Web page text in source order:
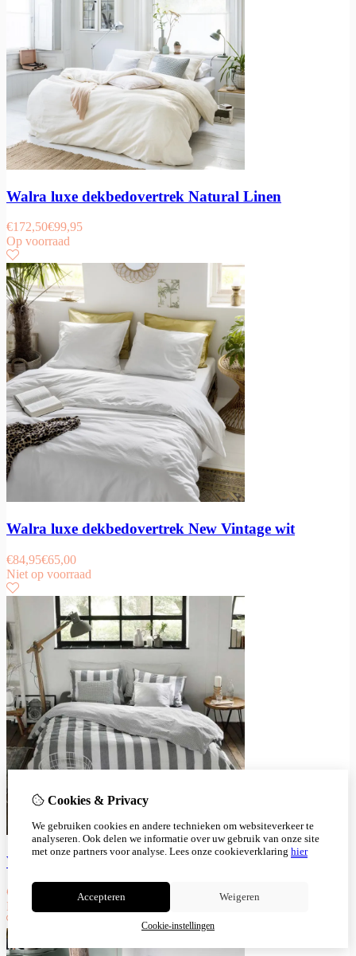
Walra luxe dekbedovertrek Natural Linen
€172,50€99,95
Op voorraad
Walra luxe dekbedovertrek New Vintage wit
€84,95€65,00
Niet op voorraad
Walra dekbedovertrek Everline antraciet
€
Niet op voorraad
Cookies & Privacy
We gebruiken cookies en andere technieken om websiteverkeer te
analyseren. Ook delen we informatie over uw gebruik van onze site
met onze partners voor analyse. Lees onze cookieverklaring hier
Accepteren Weigeren
Cookie-instellingen